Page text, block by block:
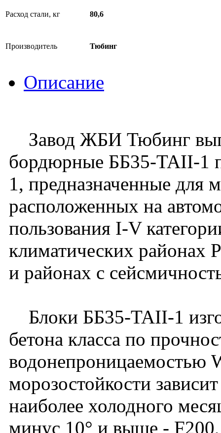
Расход стали, кг 80,6
Производитель Тюбинг
Описание
Завод ЖБИ Тюбинг
бордюрные ББ35-TAII-1
1, предназначенные для
расположенных на
пользования I-V
климатических районах
и районах с
Блоки ББ35-TAII-1
бетона класса по
водонепроницаемостью
морозостойкости
наиболее холодного
минус 10° и выше -